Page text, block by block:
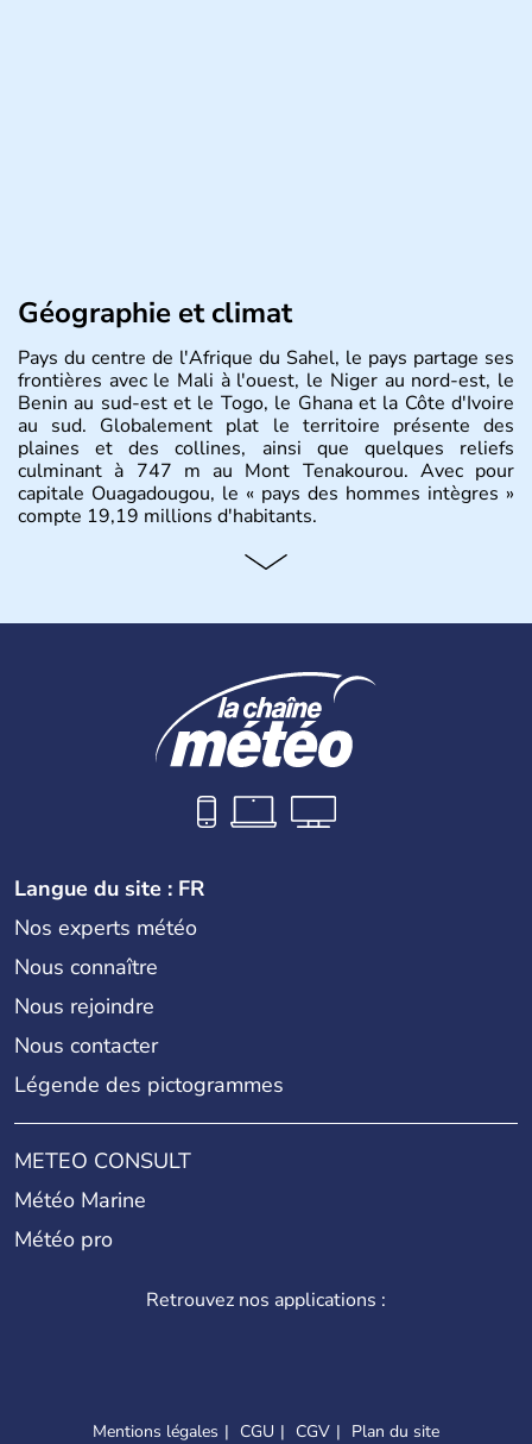
Géographie et climat
Pays du centre de l'Afrique du Sahel, le pays partage ses
frontières avec le Mali à l'ouest, le Niger au nord-est, le
Benin au sud-est et le Togo, le Ghana et la Côte d'Ivoire
au sud. Globalement plat le territoire présente des
plaines et des collines, ainsi que quelques reliefs
culminant à 747 m au Mont Tenakourou. Avec pour
capitale Ouagadougou, le « pays des hommes intègres »
compte 19,19 millions d'habitants.
Langue du site : FR
Nos experts météo
Nous connaître
Nous rejoindre
Nous contacter
Légende des pictogrammes
METEO CONSULT
Météo Marine
Météo pro
Retrouvez nos applications :
Mentions légales CGU CGV Plan du site